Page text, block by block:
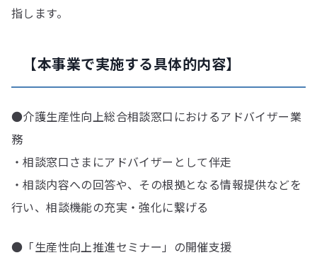
指します。
【本事業で実施する具体的内容】
●介護生産性向上総合相談窓口におけるアドバイザー業
務
・相談窓口さまにアドバイザーとして伴走
・相談内容への回答や、その根拠となる情報提供などを
行い、相談機能の充実・強化に繋げる
●「生産性向上推進セミナー」の開催支援